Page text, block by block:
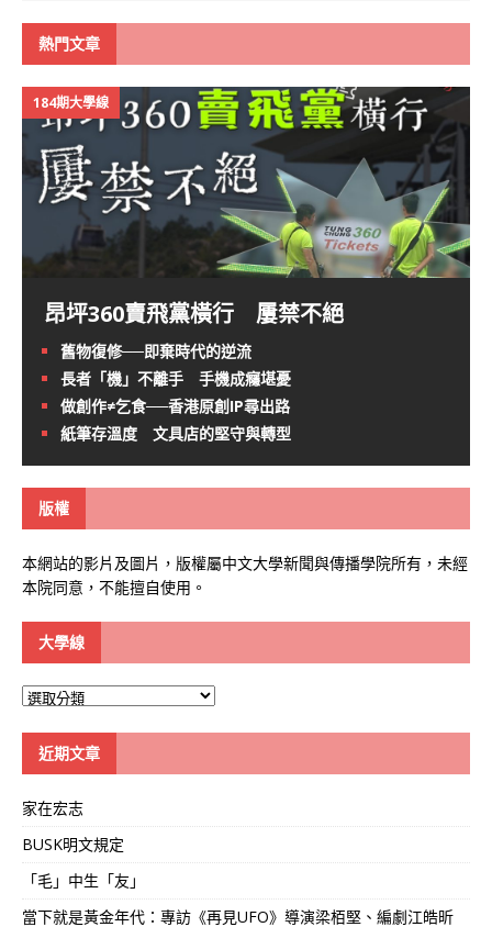
熱門文章
184期大學線
昂坪360賣飛黨橫行 屢禁不絕
舊物復修──即棄時代的逆流
長者「機」不離手 手機成癮堪憂
做創作≠乞食──香港原創IP尋出路
紙筆存溫度 文具店的堅守與轉型
版權
本網站的影片及圖片，版權屬中文大學新聞與傳播學院所有，未經
本院同意，不能擅自使用。
大學線
大
近期文章
家在宏志
BUSK明文規定
「毛」中生「友」
當下就是黃金年代：專訪《再見UFO》導演梁栢堅、編劇江皓昕